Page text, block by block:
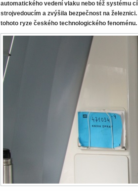
automatického vedení vlaku nebo též systému
strojvedoucím a zvýšila bezpečnost na
tohoto ryze českého technologického fenoménu.